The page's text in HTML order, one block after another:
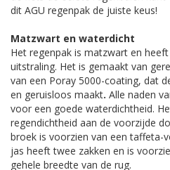
dit AGU regenpak de juiste keus!
Matzwart en waterdicht
Het regenpak is matzwart en
uitstraling. Het is gemaakt van
van een Poray 5000-coating, dat
en geruisloos maakt. Alle naden
voor een goede waterdichtheid.
regendichtheid aan de voorzijde
broek is voorzien van een taffeta-
jas heeft twee zakken en is
gehele breedte van de rug.